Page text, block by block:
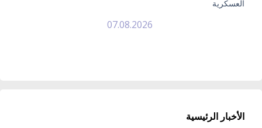
العسكرية
07.08.2026
الأخبار الرئيسية